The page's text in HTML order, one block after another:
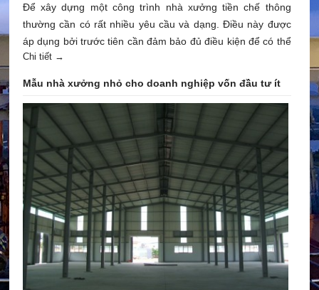
Để xây dựng một công trình nhà xưởng tiền chế thông
thường cần có rất nhiều yêu cầu và dạng. Điều này được
áp dụng bởi trước tiên cần đảm bảo đủ điều kiện để có thể
tiến hành thi công. Rồi sau đó tùy vào yêu cầu sản xuất thì
Chi tiết →
Mẫu nhà xưởng nhỏ cho doanh nghiệp vốn đầu tư ít